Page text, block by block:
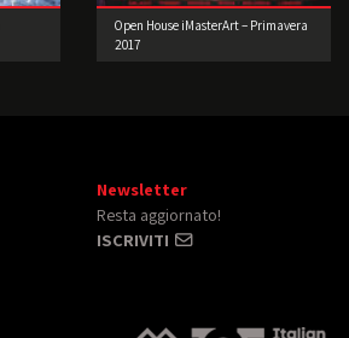
Open House iMasterArt – Primavera
2017
Newsletter
Resta aggiornato!
ISCRIVITI